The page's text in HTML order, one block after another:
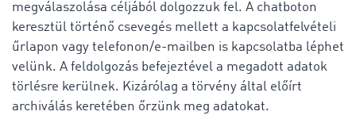
megválaszolása céljából dolgozzuk fel. A chatboton
keresztül történő csevegés mellett a kapcsolatfelvételi
űrlapon vagy telefonon/e-mailben is kapcsolatba léphet
velünk. A feldolgozás befejeztével a megadott adatok
törlésre kerülnek. Kizárólag a törvény által előírt
archiválás keretében őrzünk meg adatokat.